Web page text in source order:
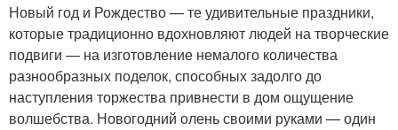
Новый год и Рождество — те удивительные праздники,
которые традиционно вдохновляют людей на творческие
подвиги — на изготовление немалого количества
разнообразных поделок, способных задолго до
наступления торжества привнести в дом ощущение
волшебства. Новогодний олень своими руками — один